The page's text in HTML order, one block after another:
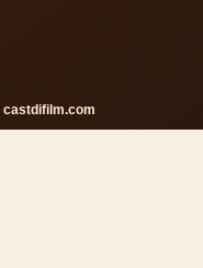
castdifilm.com